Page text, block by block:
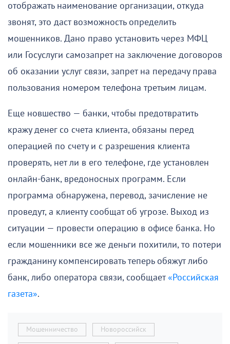
отображать наименование организации, откуда
звонят, это даст возможность определить
мошенников. Дано право установить через МФЦ
или Госуслуги самозапрет на заключение договоров
об оказании услуг связи, запрет на передачу права
пользования номером телефона третьим лицам.
Еще новшество — банки, чтобы предотвратить
кражу денег со счета клиента, обязаны перед
операцией по счету и с разрешения клиента
проверять, нет ли в его телефоне, где установлен
онлайн-банк, вредоносных программ. Если
программа обнаружена, перевод, зачисление не
проведут, а клиенту сообщат об угрозе. Выход из
ситуации — провести операцию в офисе банка. Но
если мошенники все же деньги похитили, то потери
гражданину компенсировать теперь обяжут либо
банк, либо оператора связи, сообщает«Российская
газета».
Мошенничество Новороссийск